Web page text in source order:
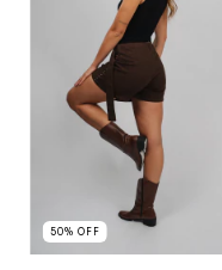
50% OFF